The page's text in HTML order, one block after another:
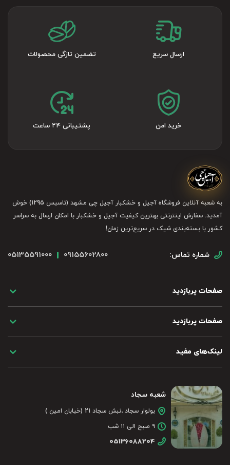
ارسال سریع تضمین تازگی محصولات
خرید امن پشتیبانی ۲۴ ساعت
به شعبه آنلاین فروشگاه آجیل و خشکبار آجیل چی مشهد (تاسیس 1295) خوش
آمدید. سفارش اینترنتی بهترین کیفیت آجیل و خشکبار با امکان ارسال به سراسر
کشور با بسته‌بندی شیک در سریع‌ترین زمان!
شماره تماس: 09155602800
05135591000
صفحات پربازدید
صفحات پربازدید
لینک‌های مفید
شعبه سجاد
بولوار سجاد ،نبش سجاد 21 (خیابان امین )
۹ صبح الی ۱۱ شب
05136088204